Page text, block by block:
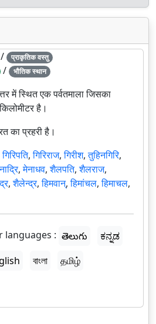
प्राकृतिक वस्तु
/ भौतिक स्थान
में स्थित एक पर्वतमाला जिसका
है।
का प्रहरी है।
गिरिपति,गिरिराज,गिरीश,तुहिनगिरि,
,मेनाधव,शैलपति,शैलराज,
,शैलेन्द्र,हिमवान्,हिमांचल,हिमाचल,
languages : తెలుగు
ಕನ್ನಡ
বাংলা
தமிழ்